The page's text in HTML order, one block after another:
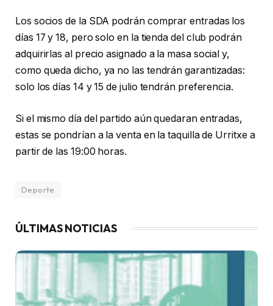
Los socios de la SDA podrán comprar entradas los
días 17 y 18, pero solo en la tienda del club podrán
adquirirlas al precio asignado a la masa social y,
como queda dicho, ya no las tendrán garantizadas:
solo los días 14 y 15 de julio tendrán preferencia.
Si el mismo día del partido aún quedaran entradas,
estas se pondrían a la venta en la taquilla de Urritxe a
partir de las 19:00 horas.
Deporte
ÚLTIMAS NOTICIAS